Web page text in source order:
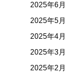
2025年6月
2025年5月
2025年4月
2025年3月
2025年2月